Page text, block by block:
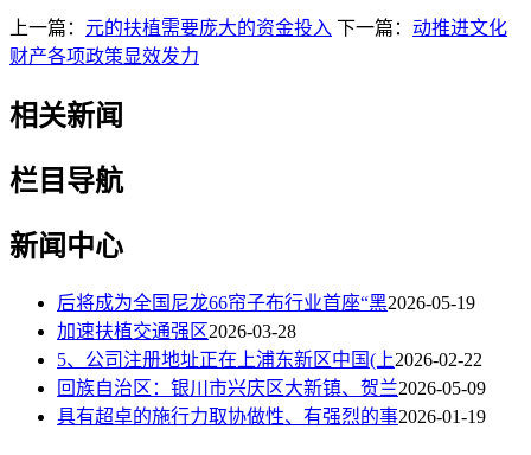
上一篇： 元的扶植需要庞大的资金投入 下一篇： 动推进文化
财产各项政策显效发力
相关新闻
栏目导航
新闻中心
后将成为全国尼龙66帘子布行业首座“黑2026-05-19
加速扶植交通强区2026-03-28
5、公司注册地址正在上浦东新区中国(上2026-02-22
回族自治区：银川市兴庆区大新镇、贺兰2026-05-09
具有超卓的施行力取协做性、有强烈的事2026-01-19